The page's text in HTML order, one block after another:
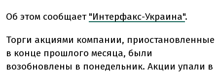
Об этом сообщает "Интерфакс-Украина".
Торги акциями компании, приостановленные
в конце прошлого месяца, были
возобновлены в понедельник. Акции упали в